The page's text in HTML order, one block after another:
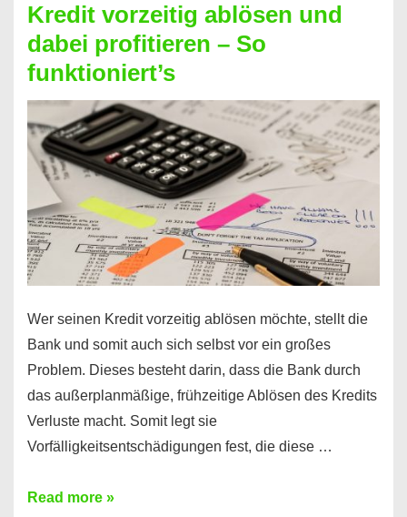
Kredit
berechnen
–
Mit
diesen
Regeln!
Kredit vorzeitig ablösen und
dabei profitieren – So
funktioniert’s
Wer seinen Kredit vorzeitig ablösen möchte, stellt die
Bank und somit auch sich selbst vor ein großes
Problem. Dieses besteht darin, dass die Bank durch
das außerplanmäßige, frühzeitige Ablösen des Kredits
Verluste macht. Somit legt sie
Vorfälligkeitsentschädigungen fest, die diese …
Kredit
Read more »